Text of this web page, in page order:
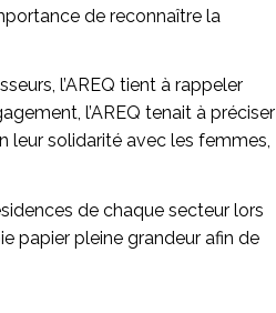
de reconnaître la
l’AREQ tient à rappeler
l’AREQ tenait à préciser
leur solidarité avec les femmes,
de chaque secteur lors
papier pleine grandeur afin de